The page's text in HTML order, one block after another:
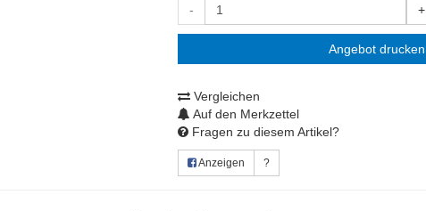
- +
Angebot drucken
Vergleichen
Auf den Merkzettel
Fragen zu diesem Artikel?
Anzeigen ?